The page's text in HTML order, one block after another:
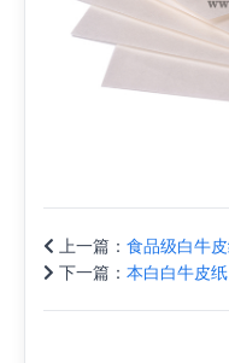
上一篇： 食品级白牛
下一篇： 本白白牛皮纸